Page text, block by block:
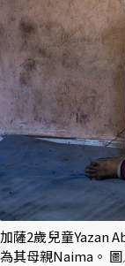
加薩2歲兒童Yazan
為其母親Naima。